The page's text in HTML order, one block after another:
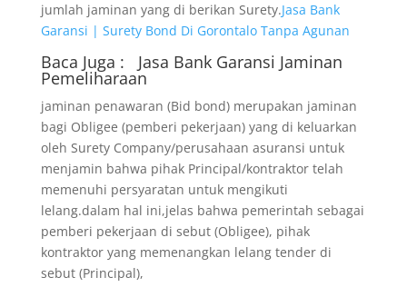
jumlah jaminan yang di berikan Surety.Jasa Bank
Garansi | Surety Bond Di Gorontalo Tanpa Agunan
Baca Juga : Jasa Bank Garansi Jaminan
Pemeliharaan
jaminan penawaran (Bid bond) merupakan jaminan
bagi Obligee (pemberi pekerjaan) yang di keluarkan
oleh Surety Company/perusahaan asuransi untuk
menjamin bahwa pihak Principal/kontraktor telah
memenuhi persyaratan untuk mengikuti
lelang.dalam hal ini,jelas bahwa pemerintah sebagai
pemberi pekerjaan di sebut (Obligee), pihak
kontraktor yang memenangkan lelang tender di
sebut (Principal),